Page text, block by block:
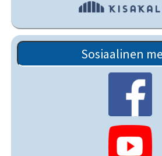
Sosiaalinen